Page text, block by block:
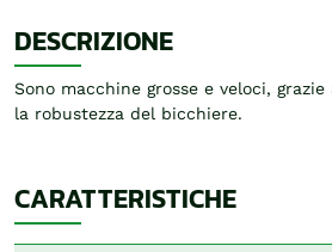
DESCRIZIONE
Sono macchine grosse e veloci,
la robustezza del bicchiere.
CARATTERISTICHE